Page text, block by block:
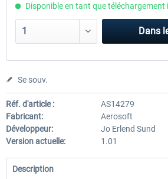
Disponible en tant que téléchargement
Dans
Se souv.
Réf. d'article :
AS14279
Fabricant:
Aerosoft
Développeur:
Jo Erlend Sund
Version actuelle:
1.01
Description